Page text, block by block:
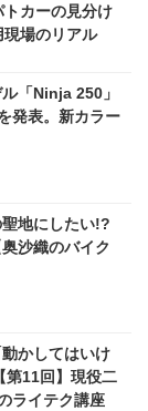
トカーの見分け
場のリアル
「Ninja 250」
発表。新カラー
地にしたい!?
沙織のバイク
かしてはいけ
第11回】現役二
ライテク講座